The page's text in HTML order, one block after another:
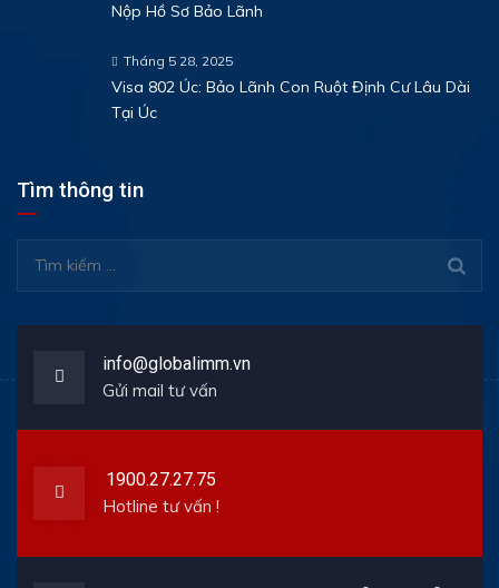
Nộp Hồ Sơ Bảo Lãnh
Tháng 5 28, 2025
Visa 802 Úc: Bảo Lãnh Con Ruột Định Cư Lâu Dài
Tại Úc
Tìm thông tin
info@globalimm.vn
Gửi mail tư vấn
1900.27.27.75
Hotline tư vấn !